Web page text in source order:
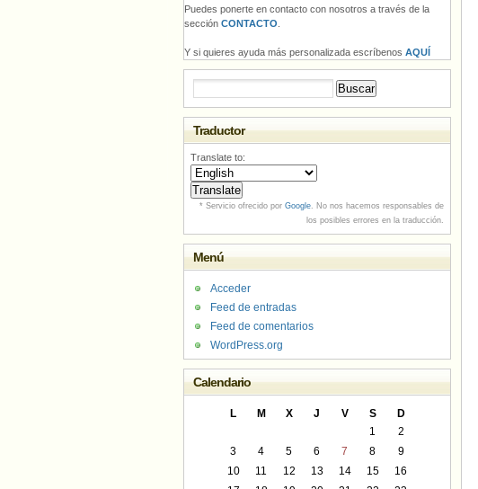
Puedes ponerte en contacto con nosotros a través de la
sección CONTACTO
Y si quieres ayuda más personalizada escríbenos AQUÍ
Traductor
Translate to:
* Servicio ofrecido por Google. No nos hacemos responsables de
los posibles errores en la traducción.
Menú
Acceder
Feed de entradas
Feed de comentarios
WordPress.org
Calendario
L M X J V S
D
1
2
3
4 5 6 7 8
9
10
11 12 13 14 15
16